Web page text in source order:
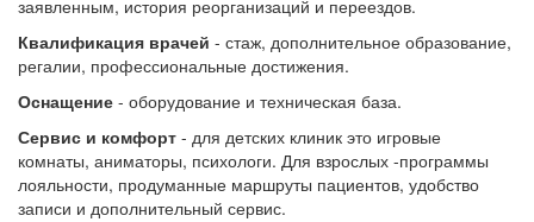
заявленным, история реорганизаций и переездов.
Квалификация врачей - стаж, дополнительное образование,
регалии, профессиональные достижения.
Оснащение - оборудование и техническая база.
Сервис и комфорт - для детских клиник это игровые
комнаты, аниматоры, психологи. Для взрослых -программы
лояльности, продуманные маршруты пациентов, удобство
записи и дополнительный сервис.